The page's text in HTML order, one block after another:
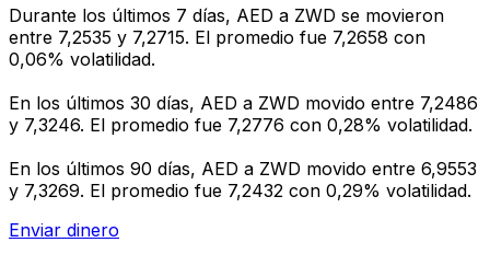
Durante los últimos 7 días, AED a ZWD se movieron
entre 7,2535 y 7,2715. El promedio fue 7,2658 con
0,06% volatilidad.
En los últimos 30 días, AED a ZWD movido entre 7,2486
y 7,3246. El promedio fue 7,2776 con 0,28% volatilidad.
En los últimos 90 días, AED a ZWD movido entre 6,9553
y 7,3269. El promedio fue 7,2432 con 0,29% volatilidad.
Enviar dinero